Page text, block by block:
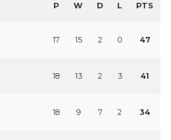
P W D L PTS
17 15 2 0 47
18 13 2 3 41
18 9 7 2 34